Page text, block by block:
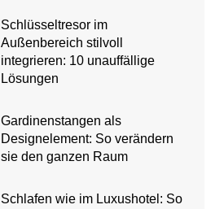
Schlüsseltresor im
Außenbereich stilvoll
integrieren: 10 unauffällige
Lösungen
Gardinenstangen als
Designelement: So verändern
sie den ganzen Raum
Schlafen wie im Luxushotel: So